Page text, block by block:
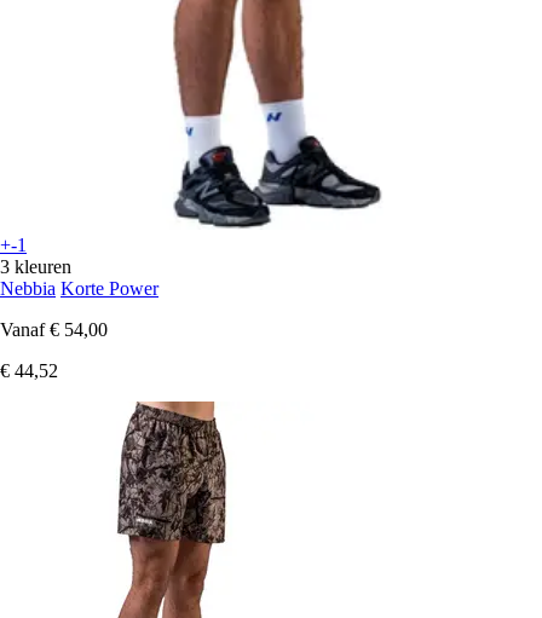
+-1
3 kleuren
Nebbia Korte Power
Vanaf € 54,00
€ 44,52